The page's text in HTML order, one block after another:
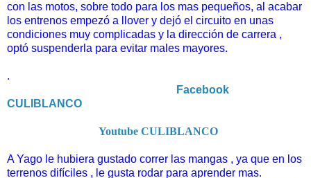
con las motos, sobre todo para los mas pequeños, al acabar
los entrenos empezó a llover y dejó el circuito en unas
condiciones muy complicadas y la dirección de carrera ,
optó suspenderla para evitar males mayores.
.
Facebook
CULIBLANCO
Youtube CULIBLANCO
A Yago le hubiera gustado correr las mangas , ya que en los
terrenos difíciles , le gusta rodar para aprender mas.